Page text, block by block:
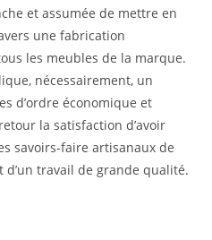
et assumée de mettre en
une fabrication
les meubles de la marque.
nécessairement, un
d’ordre économique et
la satisfaction d’avoir
savoirs-faire artisanaux de
d’un travail de grande qualité.